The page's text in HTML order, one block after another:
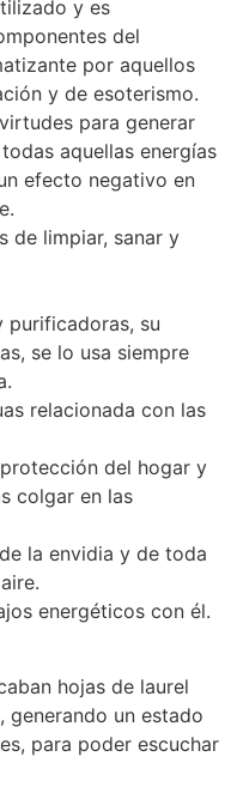
y es
del
por aquellos
y de esoterismo.
para generar
aquellas energías
efecto negativo en
de limpiar, sanar y
purificadoras, su
se lo usa siempre
relacionada con las
del hogar y
colgar en las
la envidia y de toda
energéticos con él.
hojas de laurel
un estado
para poder escuchar